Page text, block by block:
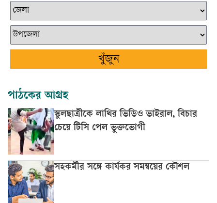
খুঁজুন
পাঠকের আগ্রহ
স্কুলছাত্রীকে লাথির ভিডিও ভাইরাল, বিচার
চেয়ে টিসি পেল ভুক্তভোগী
সহকর্মীর সঙ্গে কার্যকর সমন্বয়ের কৌশল